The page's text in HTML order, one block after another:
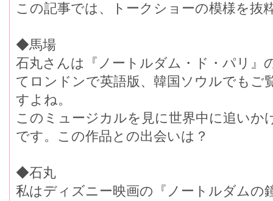
この記事では、トークショーの模様を抜
◆馬場
石丸さんは『ノートルダム・ド・パリ』
てロンドンで英語版、韓国ソウルでもご
すよね。
このミュージカルを見に世界中に追いか
です。この作品との出会いは？
◆石丸
私はディズニー映画の『ノートルダムの